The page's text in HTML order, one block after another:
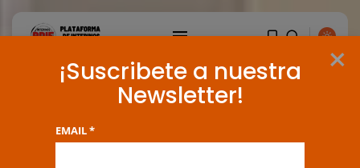
×
¡Suscribete a nuestra
Newsletter!
EMAIL *